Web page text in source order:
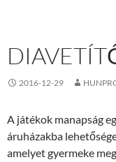
2016-12-29
A játékok manapság
áruházakba
amelyet gyermeke